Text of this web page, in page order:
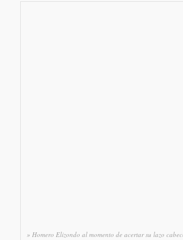
» Homero Elizondo al momento de acertar su lazo